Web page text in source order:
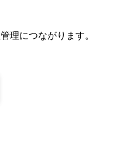
理につながります。